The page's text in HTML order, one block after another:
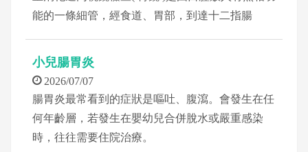
能的一條細管，經食道、胃部，到達十二指腸
小兒腸胃炎
2026/07/07
腸胃炎最常看到的症狀是嘔吐、腹瀉。會發生在任
何年齡層，若發生在嬰幼兒合併脫水或嚴重感染
時，往往需要住院治療。